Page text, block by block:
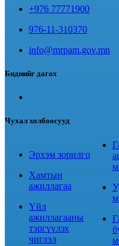
+976 77771900
976-11-310370
info@mrpam.gov.mn
Биднийг дагах
Чухал холбоосууд
Эрхэм зорилго
Хамтын
ажиллагаа
Үйл
ажиллагааны
тэргүүлэх
чиглэл